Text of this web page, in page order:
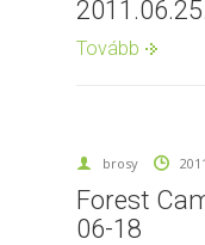
Tovább
brosy
Forest
06-18